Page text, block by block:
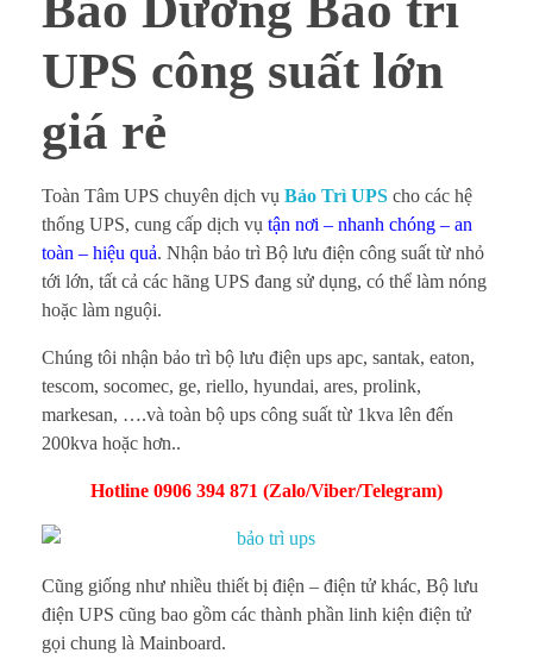
ư
ỡ
n
g
B
ả
o
t
ì
U
P
UPS công suất lớn
giá rẻ
Toàn Tâm UPS chuyên dịch vụ Bảo Trì UPS cho các hệ
thống UPS, cung cấp dịch vụ tận nơi – nhanh chóng – an
toàn – hiệu quả. Nhận bảo trì Bộ lưu điện công suất từ nhỏ
tới lớn, tất cả các hãng UPS đang sử dụng, có thể làm nóng
hoặc làm nguội.
Chúng tôi nhận bảo trì bộ lưu điện ups apc, santak, eaton,
tescom, socomec, ge, riello, hyundai, ares, prolink,
markesan, ….và toàn bộ ups công suất từ 1kva lên đến
200kva hoặc hơn..
Hotline 0906 394 871 (Zalo/Viber/Telegram)
Cũng giống như nhiều thiết bị điện – điện tử khác, Bộ lưu
điện UPS cũng bao gồm các thành phần linh kiện điện tử
gọi chung là Mainboard.